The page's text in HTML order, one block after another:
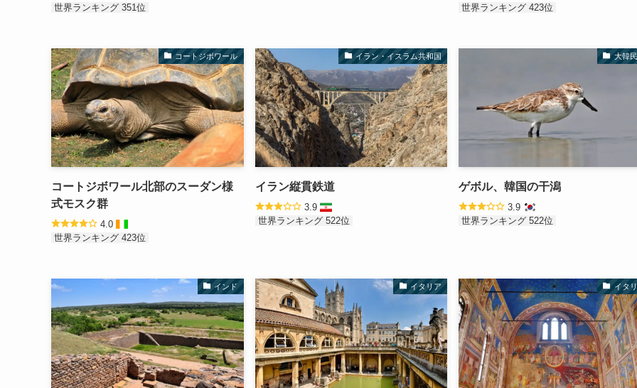
世界ランキング 351位
世界ランキング 423位
コートジボワール
コートジボワール北部のスーダン様
式モスク群
4.0
世界ランキング 423位
イラン・イスラム共和国
イラン縦貫鉄道
3.9
世界ランキング 522位
大韓
ゲボル、韓国の干潟
3.9
世界ランキング 522位
インド イタリア イタ